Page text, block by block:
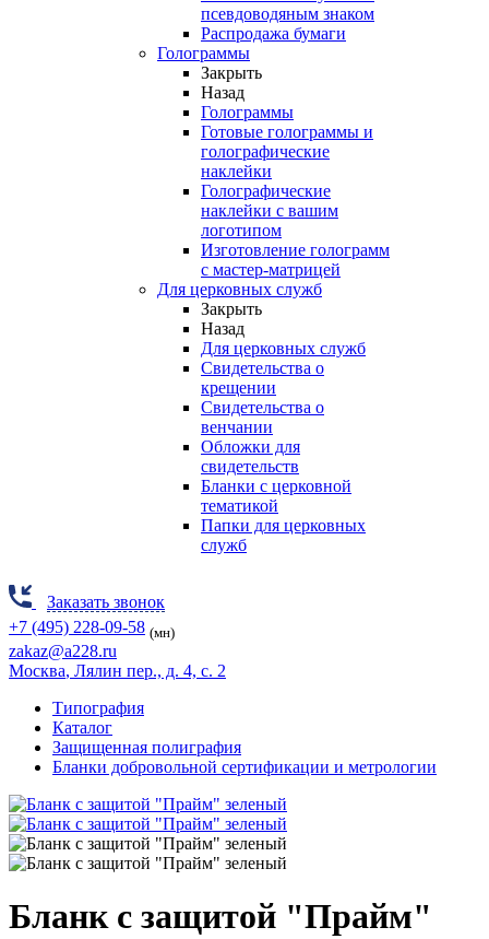
псевдоводяным знаком
Распродажа бумаги
Голограммы
Закрыть
Назад
Голограммы
Готовые голограммы и
голографические
наклейки
Голографические
наклейки с вашим
логотипом
Изготовление голограмм
с мастер-матрицей
Для церковных служб
Закрыть
Назад
Для церковных служб
Свидетельства о
крещении
Свидетельства о
венчании
Обложки для
свидетельств
Бланки с церковной
тематикой
Папки для церковных
служб
Заказать звонок
+7 (495) 228-09-58 (мн)
zakaz@a228.ru
Москва, Лялин пер., д. 4, с. 2
Типография
Каталог
Защищенная полиграфия
Бланки добровольной сертификации и метрологии
Бланк с защитой "Прайм"